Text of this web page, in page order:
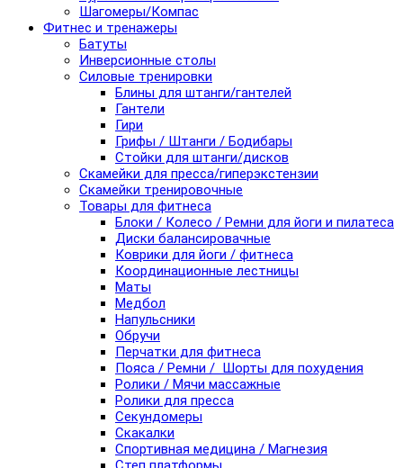
Шагомеры/Компас
Фитнес и тренажеры
Батуты
Инверсионные столы
Силовые тренировки
Блины для штанги/гантелей
Гантели
Гири
Грифы / Штанги / Бодибары
Стойки для штанги/дисков
Скамейки для пресса/гиперэкстензии
Скамейки тренировочные
Товары для фитнеса
Блоки / Колесо / Ремни для йоги и пилатеса
Диски балансировачные
Коврики для йоги / фитнеса
Координационные лестницы
Маты
Медбол
Напульсники
Обручи
Перчатки для фитнеса
Пояса / Ремни / Шорты для похудения
Ролики / Мячи массажные
Ролики для пресса
Секундомеры
Скакалки
Спортивная медицина / Магнезия